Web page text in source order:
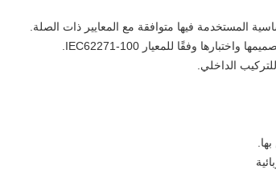
الداخلي.